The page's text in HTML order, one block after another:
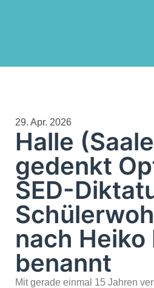
29. Apr. 2026
Halle
gedenkt
SED-
nach Heiko
benannt
Mit gerade einmal 15 Jahren